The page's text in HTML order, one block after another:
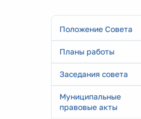
Положение Совета
Планы работы
Заседания совета
Муниципальные
правовые акты